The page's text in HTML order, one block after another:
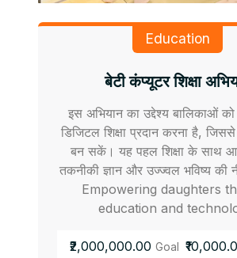
Education
बेटी कंप्यूटर शिक्षा
इस अभियान का उद्देश्य बालिकाओं
डिजिटल शिक्षा प्रदान करना है, जिससे
बन सकें। यह पहल शिक्षा के साथ
तकनीकी ज्ञान और उज्ज्वल भविष्य की
Empowering daughters
education and
₹2,000,000.00 Goal